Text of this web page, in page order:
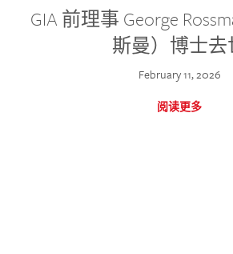
GIA 前理事 George
斯曼）博士去
February 11, 2026
阅读更多